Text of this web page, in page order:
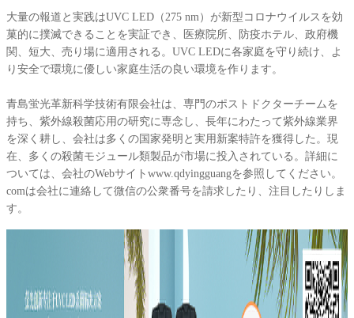
大量の報道と実践はUVC LED（275 nm）が新型コロナウイルスを効
菓的に撲滅できることを実証でき、医療院所、防疫ホテル、政府機
関、短大、売り場に適用される。UVC LEDに各家庭を守り続け、よ
り安全で環境に優しい家庭生活の良い環境を作ります。
青島蛍光革新科学技術有限会社は、専門のポストドクターチームを
持ち、紫外線殺菌応用の研究に専念し、長年にわたって紫外線業界
を深く耕し、会社は多くの国家発明と実用新案特許を獲得した。現
在、多くの殺菌モジュール類製品が市場に投入されている。詳細に
ついては、会社のWebサイトwww.qdyingguangを参照してください。
comは会社に連絡して微信の公衆番号を請求したり、注目したりしま
す。